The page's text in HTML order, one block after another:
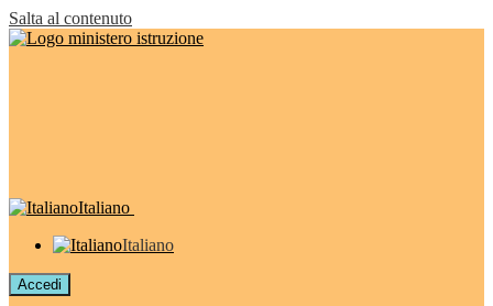
Salta al contenuto
Italiano
Italiano
Accedi